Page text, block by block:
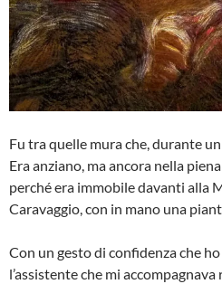
Fu tra quelle mura che, durante
Era anziano, ma ancora nella
perché era immobile davanti alla
Caravaggio, con in mano una
Con un gesto di confidenza che
l’assistente che mi